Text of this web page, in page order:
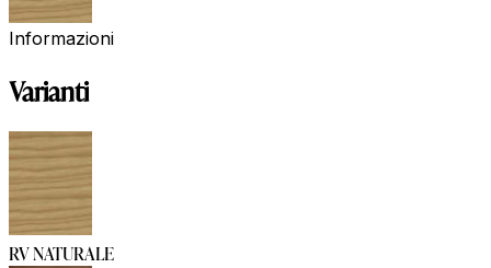
Informazioni
Varianti
RV NATURALE